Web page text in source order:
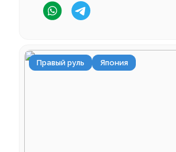
Правый руль Япония